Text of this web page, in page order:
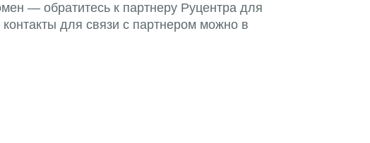
— обратитесь к партнеру Руцентра для
для связи с партнером можно в